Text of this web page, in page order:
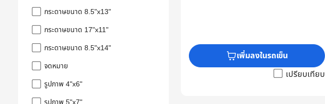
กระดาษขนาด 8.5"x13"
กระดาษขนาด 17"x11"
กระดาษขนาด 8.5"x14"
จดหมาย
รูปภาพ 4"x6"
เพิ่มลงในรถเข็น
เปรียบเทียบ